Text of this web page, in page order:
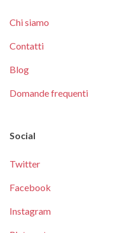
Chi siamo
Contatti
Blog
Domande frequenti
Social
Twitter
Facebook
Instagram